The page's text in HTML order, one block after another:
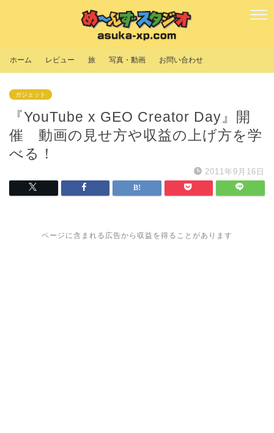
ホーム レビュー 旅 写真・動画 お問い合わせ
ガジェット
『YouTube x GEO Creator Day』開
催 動画の見せ方や収益の上げ方を学
べる！
2011年9月16日
ページに含まれる広告から収益を得ることがあります